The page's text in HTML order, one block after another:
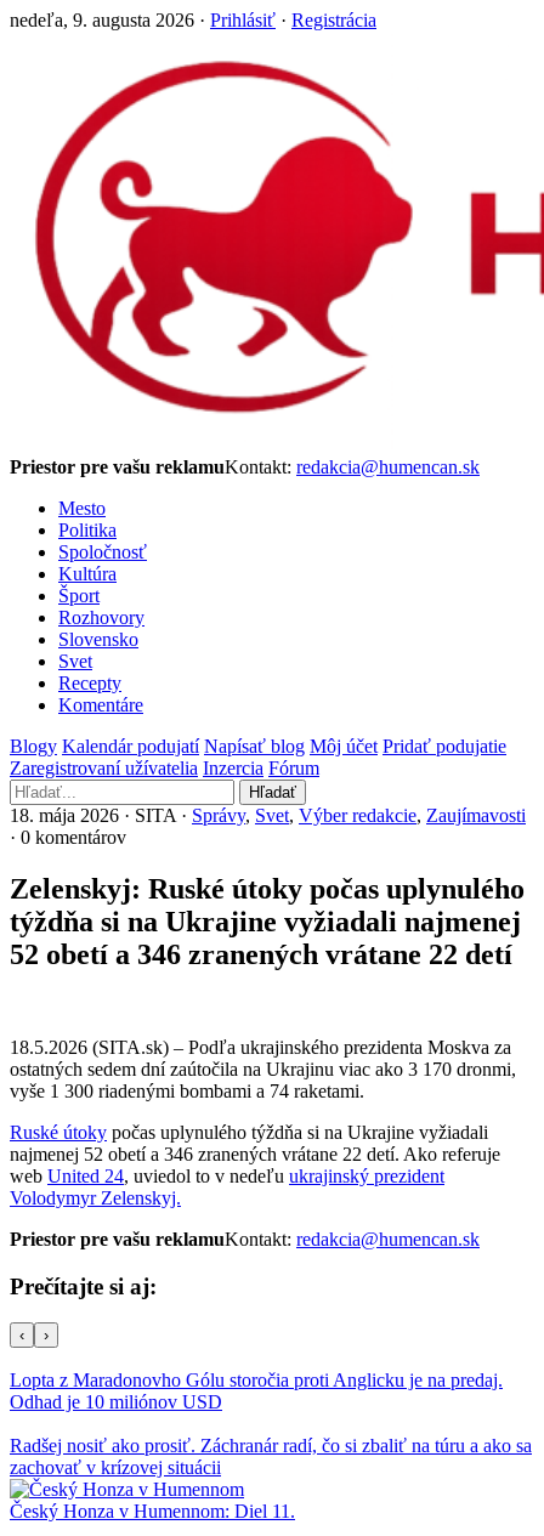
nedeľa, 9. augusta 2026 · Prihlásiť · Registrácia
Priestor pre vašu reklamuKontakt: redakcia@humencan.sk
Mesto
Politika
Spoločnosť
Kultúra
Šport
Rozhovory
Slovensko
Svet
Recepty
Komentáre
Blogy Kalendár podujatí Napísať blog Môj účet Pridať podujatie
Zaregistrovaní užívatelia Inzercia Fórum
Hľadať
18. mája 2026 · SITA · Správy, Svet, Výber redakcie, Zaujímavosti
· 0 komentárov
Zelenskyj: Ruské útoky počas uplynulého
týždňa si na Ukrajine vyžiadali najmenej
52 obetí a 346 zranených vrátane 22 detí
18.5.2026 (SITA.sk) – Podľa ukrajinského prezidenta Moskva za
ostatných sedem dní zaútočila na Ukrajinu viac ako 3 170 dronmi,
vyše 1 300 riadenými bombami a 74 raketami.
Ruské útoky počas uplynulého týždňa si na Ukrajine vyžiadali
najmenej 52 obetí a 346 zranených vrátane 22 detí. Ako referuje
web United 24, uviedol to v nedeľu ukrajinský prezident
Volodymyr Zelenskyj.
Priestor pre vašu reklamuKontakt: redakcia@humencan.sk
Prečítajte si aj:
‹ ›
Lopta z Maradonovho Gólu storočia proti Anglicku je na predaj.
Odhad je 10 miliónov USD
Radšej nosiť ako prosiť. Záchranár radí, čo si zbaliť na túru a ako sa
zachovať v krízovej situácii
Český Honza v Humennom: Diel 11.